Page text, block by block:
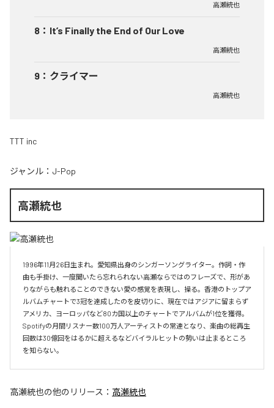
高瀬統也
8 ： It’s Finally the End of Our Love
高瀬統也
9 ： クライマー
高瀬統也
TTT inc
ジャンル： J-Pop
高瀬統也
1996年11月26日生まれ。愛知県出身のシンガーソングライター。作詞・作
曲も手掛け、一度聞いたら忘れられない高瀬ならではのフレーズで、形があ
りながらも触れることのできない愛の感覚を表現し、操る。香港のトップア
ルバムチャートで3冠を達成したのを皮切りに、現在ではアジアに留まらず
アメリカ、ヨーロッパなど80カ国以上のチャートでアルバムが1位を獲得。
Spotifyの月間リスナー数100万人アーティストの常連となり、楽曲の総再生
回数は30億回をはるかに超えるなどバイラルヒットの勢いは止まるところ
を知らない。
高瀬統也の他のリリース： 高瀬統也